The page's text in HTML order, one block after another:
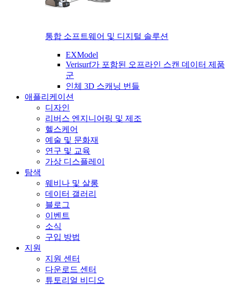
통합 소프트웨어 및 디지털 솔루션
EXModel
Verisurf가 포함된 오프라인 스캔 데이터 제품
군
인체 3D 스캐닝 번들
애플리케이션
디자인
리버스 엔지니어링 및 제조
헬스케어
예술 및 문화재
연구 및 교육
가상 디스플레이
탐색
웨비나 및 살롱
데이터 갤러리
블로그
이벤트
소식
구입 방법
지원
지원 센터
다운로드 센터
튜토리얼 비디오